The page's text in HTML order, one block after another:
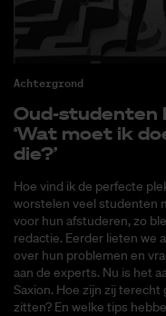
Achtergrond
Oud-stu­den­ten
‘Wat moet ik
die?’
Hoe vind ik de perfecte
worstelen veel studenten
voor hun afstuderen, zo
redactie. Eerder lieten we
over hun problemen en
aan de experts. Nu is het
Saxion. Hoe zijn zij terecht
zitten? En welke tips